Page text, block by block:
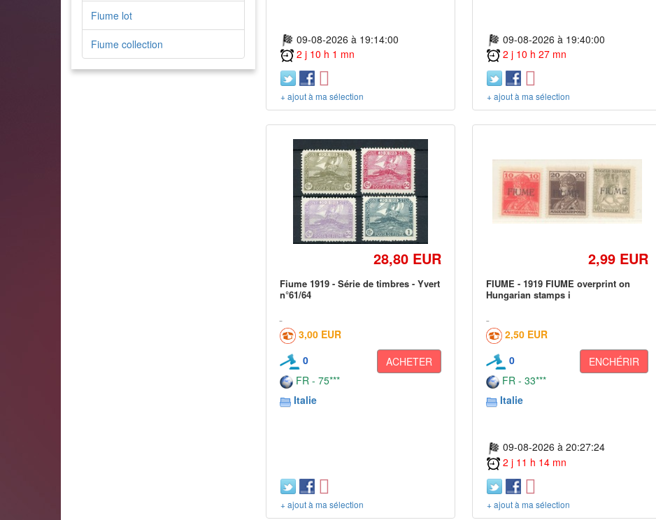
Fiume lot
Fiume collection
09-08-2026 à 19:14:00
2 j 10 h 1 mn
+ ajout à ma sélection
09-08-2026 à 19:40:00
2 j 10 h 27 mn
+ ajout à ma sélection
28,80 EUR
Fiume 1919 - Série de timbres - Yvert
n°61/64
3,00 EUR
0
ACHETER
FR - 75***
Italie
+ ajout à ma sélection
2,99 EUR
FIUME - 1919 FIUME overprint on
Hungarian stamps i
2,50 EUR
0
ENCHÉRIR
FR - 33***
Italie
09-08-2026 à 20:27:24
2 j 11 h 14 mn
+ ajout à ma sélection